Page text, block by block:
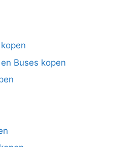
Buses kopen